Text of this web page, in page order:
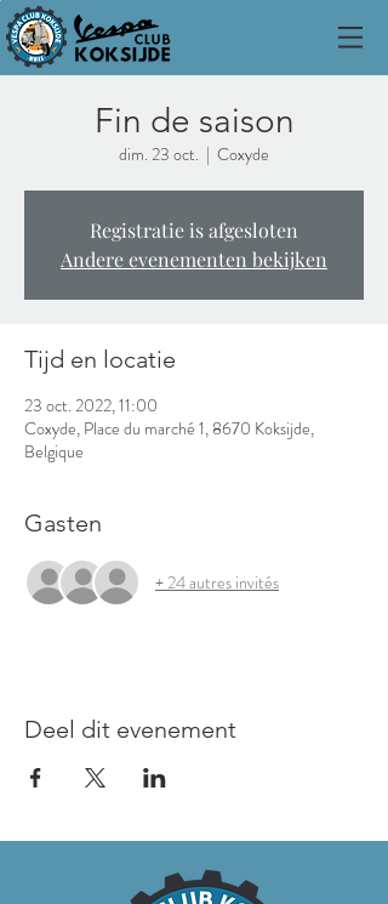
Fin de saison
dim. 23 oct.
  |
Coxyde
Registratie is afgesloten
Andere evenementen bekijken
Tijd en locatie
23 oct. 2022, 11:00
Coxyde, Place du marché 1, 8670 Koksijde,
Belgique
Gasten
+ 24 autres invités
Deel dit evenement